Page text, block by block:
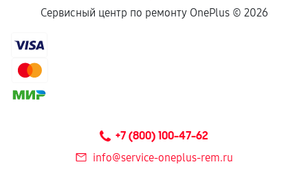
Сервисный центр по ремонту OnePlus © 2026
+7 (800) 100-47-62
info@service-oneplus-rem.ru